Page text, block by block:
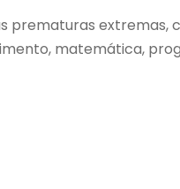
prematuras
matemática,